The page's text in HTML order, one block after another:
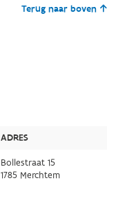
Terug naar boven
ADRES
Bollestraat 15
1785 Merchtem